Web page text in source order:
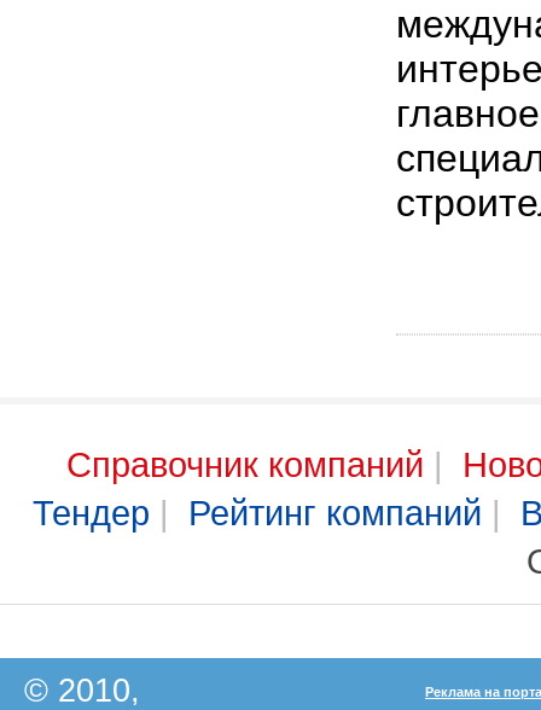
Справочник компаний |
Тендер | Рейтинг компаний |
© 2010,
Реклама на